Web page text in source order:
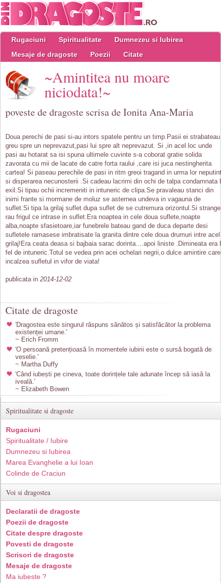
Rugaciuni Spiritualitate
Dumnezeu si Iubirea
Mesaje de dragoste
Poezii Citate
~Amintitea nu moare
niciodata!~
poveste de dragoste scrisa de Ionita Ana-Maria
Doua perechi de pasi si-au intors spatele pentru un timp.Pasii ei strabateau
greu spre un neprevazut,pasi lui spre alt neprevazut. Si ,in acel loc unde
pasi au hotarat sa isi spuna ultimele cuvinte s-a coborat gratie solida
zavorata cu mii de lacate de catre forta raului ,care isi juca nestingherita
cartea! Si paseau perechile de pasi in ritm greoi tragand in urma lor
si disperarea necunosterii .Si cadeau lacrimi din ochi de talpa condamnata
exil.Si tipau ochii incremeniti in intuneric de clipa.Se pravaleau stanci din
inimi frante si mormane de moluz se asternea undeva in vagauna de
suflet.Si tipa la grilaj suflet dupa suflet de se cutremura orizontul.Si
rau frigul ce intrase in suflet.Era noaptea in cele doua suflete,noapte
alba,noapte sfasietoare,iar funebrele bateau gand de duca departe desi
sufletele ramasese imbratisate la granita dintre cele doua drumuri intre acel
grilaj!Era ceata deasa si bajbaia sarac dorinta....apoi liniste .Dimineata era
fel de intuneric.Totul se vedea prin acei ochelari negrii,o dulce amintire care
incalzea sufletul in vifor de viata!
publicata in 2014-12-02
Citate de dragoste
'Dragostea este singurul răspuns sănătos și satisfăcător la problema
existenței umane.'
~ Erich Fromm
'O persoană pretențioasă în momentele iubirii este o sursă bogată de
veselie.'
~ Martha Duffy
'Când iubești pe cineva, toate dorințele tale adunate încep să iasă la
iveală.'
~ Elizabeth Bowen
Spiritualitate si dragoste
Rugaciuni
Spiritualitate / Iubire
Dumnezeu si Iubirea
Marea Evanghelie a lui Ioan
Colinde de Craciun
Voi si dragostea
Declaratii de dragoste
Poezii de dragoste
Citate despre dragoste
Povesti de dragoste
Scrisori de dragoste
Mesaje de dragoste
Ma iubeste ?